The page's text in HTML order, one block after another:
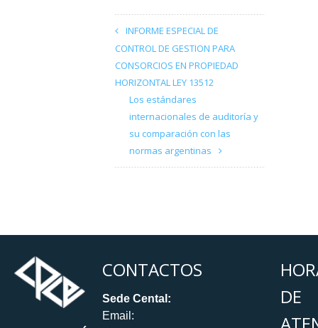
INFORME ESPECIAL DE
CONTROL DE GESTION PARA
CONSORCIOS EN PROPIEDAD
HORIZONTAL LEY 13512
Los estándares
internacionales de auditoría y
su comparación con las
normas argentinas
CONTACTOS
Sede Cental:
Email:
DE